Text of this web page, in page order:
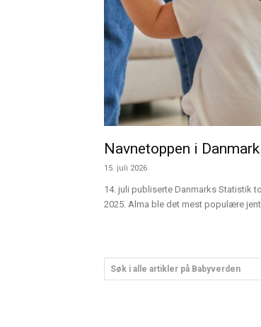
Navnetoppen i
15. juli 2026
14. juli publiserte Danmarks Statistik
2025. Alma ble det mest populære
Søk i alle artikler på Babyverden